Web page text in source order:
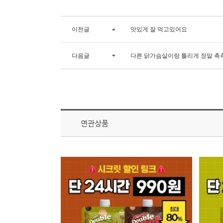
이전글 맛있게 잘 먹고있어요
다음글 다른 닭가슴살이랑 틀리게 정말 촉
연관상품